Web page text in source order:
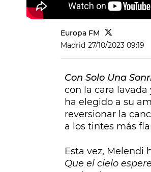
Europa FM
Madrid 27/10/2023 09:19
Con Solo Una
con la cara lavada
ha elegido a su
reversionar la
a los tintes más
Esta vez, Melendi
Que el cielo